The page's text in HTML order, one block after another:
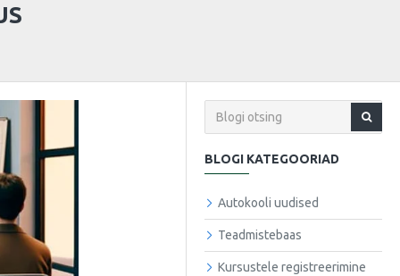
BLOGI KATEGOORIAD
Autokooli uudised
Teadmistebaas
Kursustele registreerimine